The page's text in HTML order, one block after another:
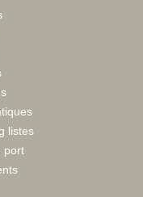
listes
port